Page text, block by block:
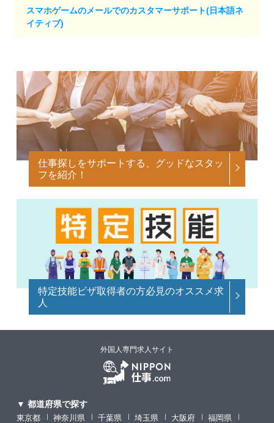
スマホゲームのメールでのカスタマーサポート(日本語ネ
イティブ)
仕事探しをサポートする、グッドなスタッ
フを紹介！
特定技能ビザ取得者の方必見のオススメ求
人
外国人専門求人サイト
▼ 都道府県で探す
東京都 神奈川県 千葉県 埼玉県 大阪府
福岡県